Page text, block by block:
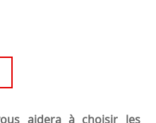
aidera à choisir les